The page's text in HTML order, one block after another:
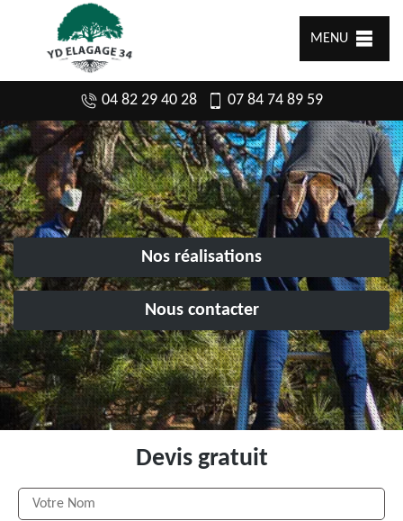
MENU
04 82 29 40 28 07 84 74 89 59
Nos réalisations
Nous contacter
Devis gratuit